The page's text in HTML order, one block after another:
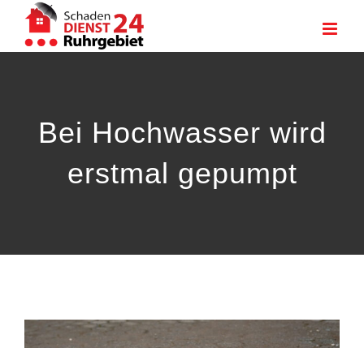
Inhalt
Bei Hochwasser wird
erstmal gepumpt